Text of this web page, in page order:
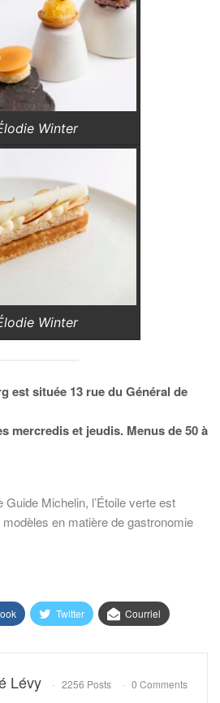
Winter
Winter
est située 13 rue du Général de
mercredis et jeudis. Menus de 50 à
Michelin, l’Étoile verte est
en matière de gastronomie
Twitter Courriel
Lévy 2256 Posts 0 Comments